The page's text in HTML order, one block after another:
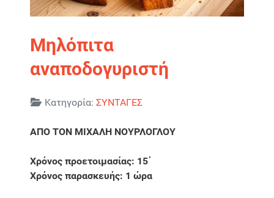
Μηλόπιτα
αναποδογυριστή
Λεπτομέρειες
Κατηγορία: ΣΥΝΤΑΓΕΣ
ΑΠΟ ΤΟΝ ΜΙΧΑΛΗ ΝΟΥΡΛΟΓΛΟΥ
Χρόνος προετοιμασίας: 15΄
Χρόνος παρασκευής: 1 ώρα